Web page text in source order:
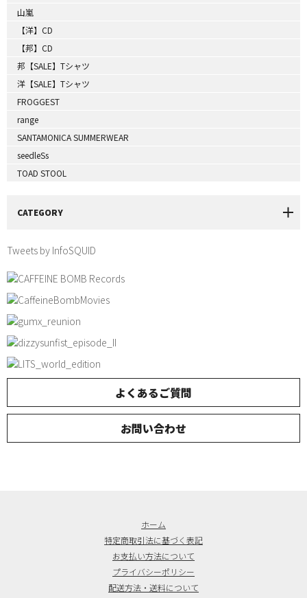
山嵐
【洋】CD
【邦】CD
邦【SALE】Tシャツ
洋【SALE】Tシャツ
FROGGEST
range
SANTAMONICA SUMMERWEAR
seedleSs
TOAD STOOL
CATEGORY
Tweets by InfoSQUID
よくあるご質問
お問い合わせ
ホーム
特定商取引法に基づく表記
お支払い方法について
プライバシーポリシー
配送方法・送料について